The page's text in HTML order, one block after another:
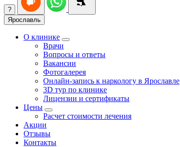
?
Ярославль
О клинике
Врачи
Вопросы и ответы
Вакансии
Фотогалерея
Онлайн-запись к наркологу в Ярославле
3D тур по клинике
Лицензии и сертификаты
Цены
Расчет стоимости лечения
Акции
Отзывы
Контакты